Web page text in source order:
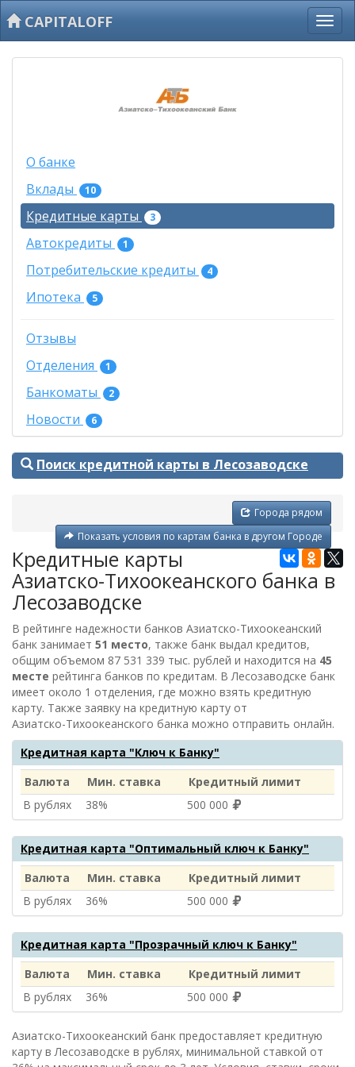
CAPITALOFF
О банке
Вклады
10
Кредитные карты 3
Автокредиты 1
Потребительские кредиты 4
Ипотека 5
Отзывы
Отделения
1
Банкоматы 2
Новости 6
Поиск кредитной карты в Лесозаводске
Города рядом
Показать условия по картам банка в другом Городе
Кредитные карты
Азиатско-Тихоокеанского банка в
Лесозаводске
В рейтинге надежности банков Азиатско-Тихоокеанский
банк занимает 51 место, также банк выдал кредитов,
общим объемом 87 531 339 тыс. рублей и находится на 45
месте рейтинга банков по кредитам. В Лесозаводске банк
имеет около 1 отделения, где можно взять кредитную
карту. Также заявку на кредитную карту от
Азиатско-Тихоокеанского банка можно отправить онлайн.
Кредитная карта "Ключ к Банку"
Валюта
Мин. ставка
Кредитный лимит
В рублях
38% 500 000
Кредитная карта "Оптимальный ключ к Банку"
Валюта
Мин. ставка
Кредитный лимит
В рублях
36% 500 000
Кредитная карта "Прозрачный ключ к Банку"
Валюта
Мин. ставка
Кредитный лимит
В рублях
36% 500 000
Азиатско-Тихоокеанский банк предоставляет кредитную
карту в Лесозаводске в рублях, минимальной ставкой от